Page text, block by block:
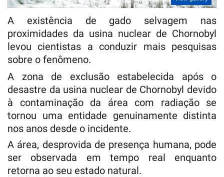
A existência de gado selvagem nas
proximidades da usina nuclear de Chornobyl
levou cientistas a conduzir mais pesquisas
sobre o fenômeno.
A zona de exclusão estabelecida após o
desastre da usina nuclear de Chornobyl devido
à contaminação da área com radiação se
tornou uma entidade genuinamente distinta
nos anos desde o incidente.
A área, desprovida de presença humana, pode
ser observada em tempo real enquanto
retorna ao seu estado natural.